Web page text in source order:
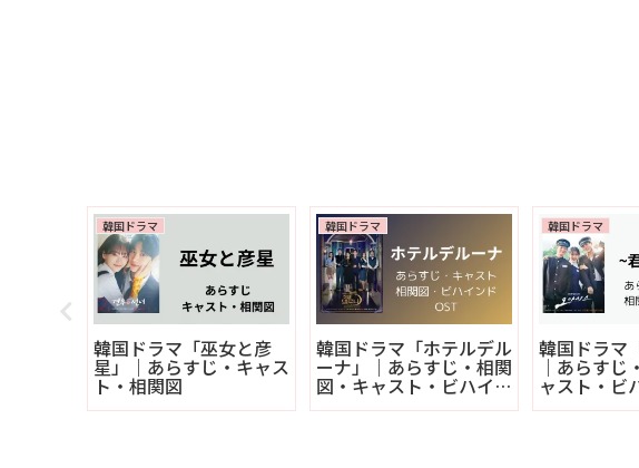
韓国ドラマ
韓国ドラマ「巫女と彦
星」｜あらすじ・キャス
ト・相関図
韓国ドラマ
韓国ドラマ「ホテルデル
ーナ」｜あらすじ・相関
図・キャスト・ビハイン
ド
韓国ドラマ
韓国ドラマ
｜あらすじ
ャスト・ビ